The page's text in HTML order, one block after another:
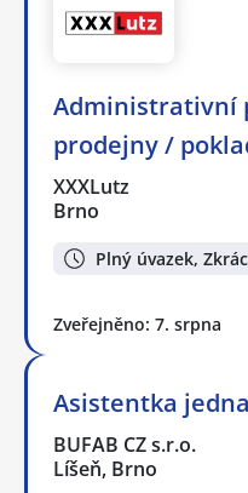
Administrativní
prodejny /
XXXLutz
Brno
Plný úvazek,
Zveřejněno: 7. srpna
Asistentka
BUFAB CZ s.r.o.
Líšeň, Brno